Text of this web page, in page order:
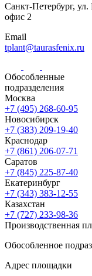
Санкт-Петербург, ул.
офис 2
Email
tplant@taurasfenix.ru
Обособленные
подразделения
Москва
+7 (495) 268-60-95
Новосибирск
+7 (383) 209-19-40
Краснодар
+7 (861) 206-07-71
Саратов
+7 (845) 225-87-40
Екатеринбург
+7 (343) 383-12-55
Казахстан
+7 (727) 233-98-36
Производственная
Обособленное
Адрес площадки